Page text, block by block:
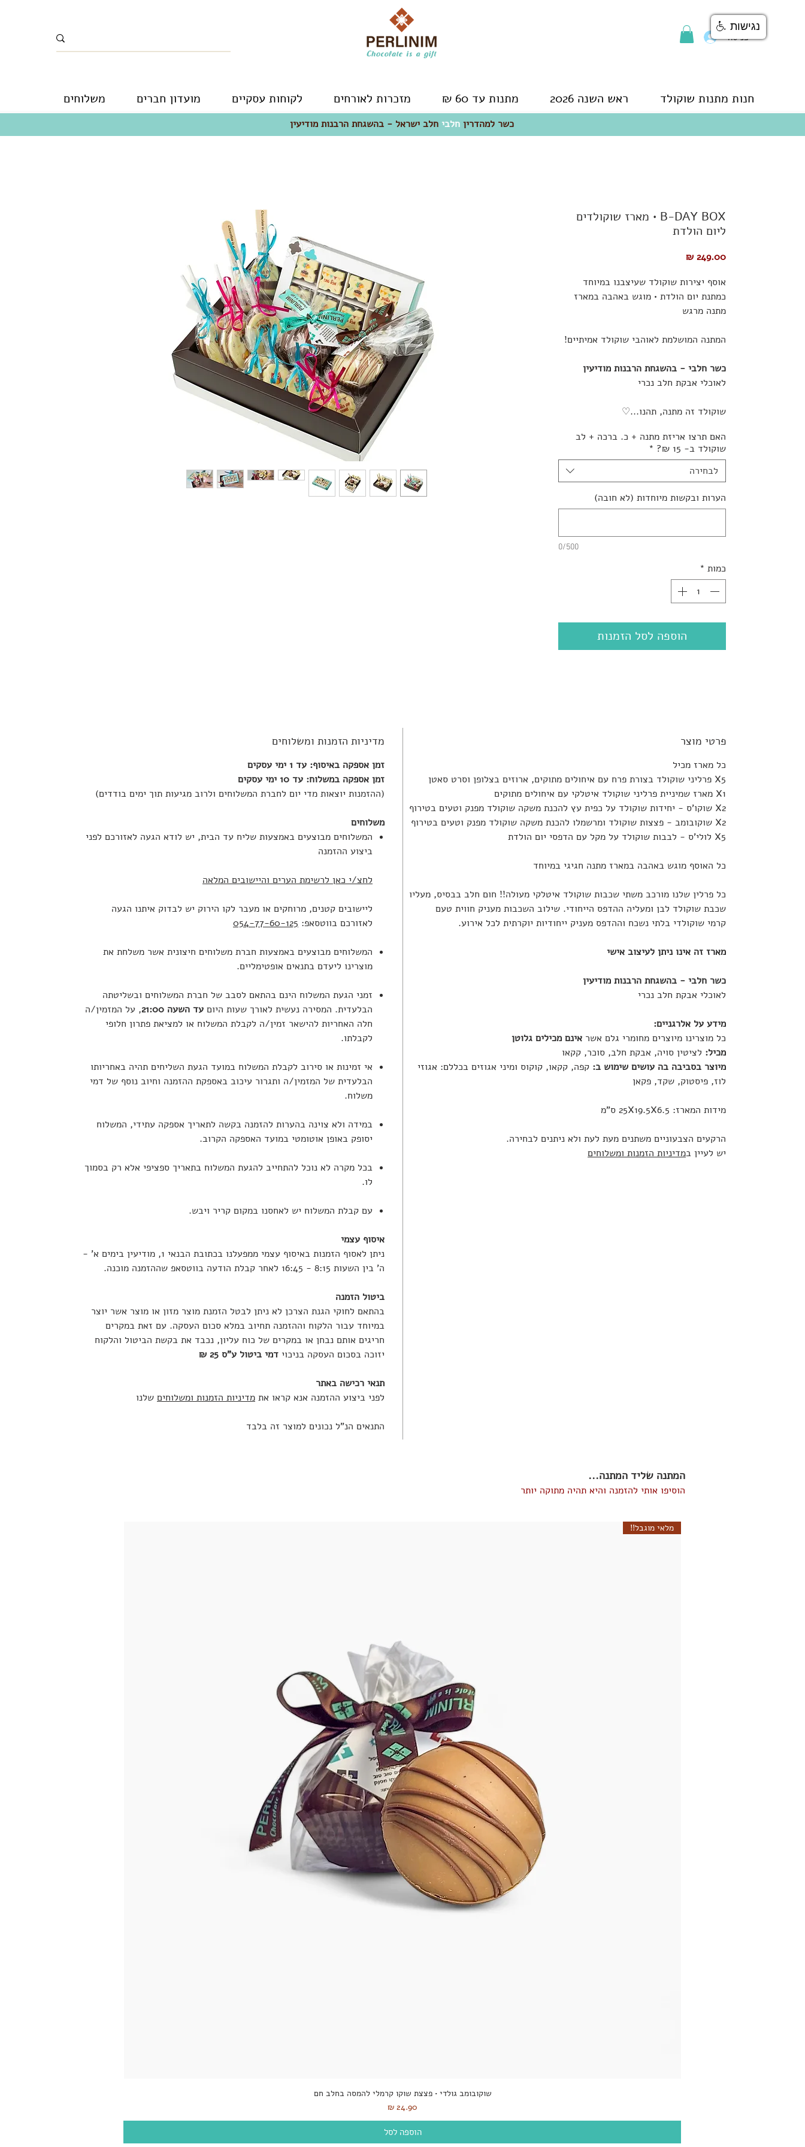
כניסה
חנות מתנות שוקולד ראש השנה 2026 מתנות עד 60 ₪ מזכרות לאורחים לקוחות עסקיים מועדון חברים משלוחים
כשר למהדריןחלבי - חלב ישראל כשר למהדרין חלבי חלב ישראל - בהשגחת הרבנות מודיעין
B-DAY BOX • מארז שוקולדים
ליום הולדת
מחיר
אוסף יצירות שוקולד שעיצבנו במיוחד
כמתנת יום הולדת • מוגש באהבה במארז
מתנה מרגש
המתנה המושלמת לאוהבי שוקולד אמיתיים!
כשר חלבי - בהשגחת הרבנות מודיעין
לאוכלי אבקת חלב נכרי
שוקולד זה מתנה, תהנו...♡
האם תרצו אריזת מתנה + כ. ברכה + לב
שוקולד ב- 15 ₪?
*
לבחירה
הערות ובקשות מיוחדות (לא חובה)
0/500
כמות *
הוספה לסל הזמנות
פרטי מוצר
כל מארז מכיל
X5 פרליני שוקולד בצורת פרח עם איחולים מתוקים, ארוזים בצלופן וסרט סאטן
X1 מארז שמיניית פרליני שוקולד איטלקי עם איחולים מתוקים
X2 שוקו'ס - יחידות שוקולד על כפית עץ להכנת משקה שוקולד מפנק וטעים בטירוף
X2 שוקובומב - פצצות שוקולד ומרשמלו להכנת משקה שוקולד מפנק וטעים בטירוף
X5 לולי'ס - לבבות שוקולד על מקל עם הדפסי יום הולדת
כל האוסף מוגש באהבה במארז מתנה חגיגי במיוחד
כל פרלין שלנו מורכב משתי שכבות שוקולד איטלקי מעולה!! חום חלב בבסיס, מעליו
שכבת שוקולד לבן ומעליה ההדפס הייחודי. שילוב השכבות מעניק חווית טעם
קרמי שוקולדי בלתי נשכח וההדפס מעניק ייחודיות יוקרתית לכל אירוע.
מארז זה אינו ניתן לעיצוב אישי
כשר חלבי - בהשגחת הרבנות מודיעין
לאוכלי אבקת חלב נכרי
מידע על אלרגניים:
כל מוצרינו מיוצרים מחומרי גלם אשר אינם מכילים גלוטן
מכיל: לציטין סויה, אבקת חלב, סוכר, קקאו
מיוצר בסביבה בה עושים שימוש ב: קפה, קקאו, קוקוס ומיני אגוזים בכללם: אגוזי
לוז, פיסטוק, שקד, פקאן
מידות המארז: 25X19.5X6.5 ס"מ
הרקעים הצבעוניים משתנים מעת לעת ולא ניתנים לבחירה.
יש לעיין במדיניות הזמנות ומשלוחים
מדיניות הזמנות ומשלוחים
זמן אספקה באיסוף: עד 1 ימי עסקים
זמן אספקה במשלוח: עד 10 ימי עסקים
(ההזמנות יוצאות מדי יום לחברת המשלוחים ולרוב מגיעות תוך ימים בודדים)
משלוחים
המשלוחים מבוצעים באמצעות שליח עד הבית, יש לודא הגעה לאזורכם לפני
ביצוע ההזמנה
לחצ/י כאן לרשימת הערים והיישובים המלאה
ליישובים קטנים, מרוחקים או מעבר לקו הירוק יש לבדוק איתנו הגעה
לאזורכם בווטסאפ: 054-77-60-125
המשלוחים מבוצעים באמצעות חברת משלוחים חיצונית אשר משלחת את
מוצרינו ליעדם בתנאים אופטימליים.
זמני הגעת המשלוח הינם בהתאם לסבב של חברת המשלוחים ובשליטתה
הבלעדית. המסירה נעשית לאורך שעות היום עד השעה 21:00
, על המזמין/ה
חלה האחריות להישאר זמין/ה לקבלת המשלוח או למציאת פתרון חלופי
לקבלתו.
אי זמינות או סירוב לקבלת המשלוח במועד הגעת השליחים תהיה באחריותו
הבלעדית של המזמין/ה ותגרור עיכוב באספקת ההזמנה וחיוב נוסף של דמי
משלוח.
במידה ולא צוינה בהערות להזמנה בקשה לתאריך אספקה עתידי, המשלוח
יסופק באופן אוטומטי במועד האספקה הקרוב.
בכל מקרה לא נוכל להתחייב להגעת המשלוח בתאריך ספציפי אלא רק בסמוך
לו.
עם קבלת המשלוח יש לאחסנו במקום קריר ויבש.
איסוף עצמי
ניתן לאסוף הזמנות באיסוף עצמי ממפעלנו בכתובת הבנאי 1, מודיעין בימים א' -
ה' בין השעות 8:15 - 16:45 לאחר קבלת הודעה בווטסאפ שההזמנה מוכנה.
ביטול הזמנה
בהתאם לחוקי הגנת הצרכן לא ניתן לבטל הזמנת מוצר מזון או מוצר אשר יוצר
במיוחד עבור הלקוח וההזמנה תחיוב במלא סכום העסקה. עם זאת במקרים
חריגים אותם נבחן או במקרים של כוח עליון, נכבד את בקשת הביטול והלקוח
יזוכה בסכום העסקה בניכוי דמי ביטול ע"ס 25 ₪
תנאי רכישה באתר
לפני ביצוע ההזמנה אנא קראו את מדיניות הזמנות ומשלוחים שלנו
התנאים הנ"ל נכונים למוצר זה בלבד
המתנה שליד המתנה...
הוסיפו אותי להזמנה והיא תהיה מתוקה יותר
מלאי מוגבל!!
שוקובומב גולדי • פצצת שוקו קרמלי להמסה בחלב חם
מחיר
הוספה לסל
נגישות